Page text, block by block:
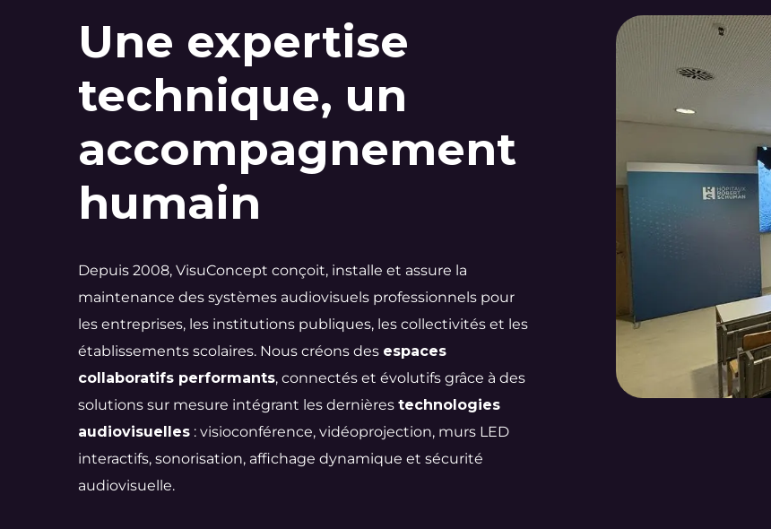
Une expertise
technique, un
accompagnement
humain
Depuis 2008, VisuConcept conçoit, installe et assure la
maintenance des systèmes audiovisuels professionnels pour
les entreprises, les institutions publiques, les collectivités et les
établissements scolaires. Nous créons des espaces
collaboratifs performants, connectés et évolutifs grâce à des
solutions sur mesure intégrant les dernières technologies
audiovisuelles : visioconférence, vidéoprojection, murs LED
interactifs, sonorisation, affichage dynamique et sécurité
audiovisuelle.